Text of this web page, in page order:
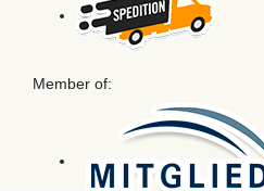
Member of: